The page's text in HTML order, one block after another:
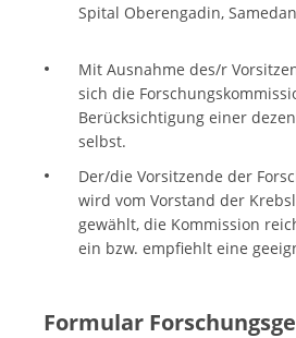
Spital Oberengadin, Samedan
Mit Ausnahme des/r
sich die
Berücksichtigung einer
selbst.
Der/die Vorsitzende der
wird vom Vorstand der
gewählt, die Kommission
ein bzw. empfiehlt eine
Formular